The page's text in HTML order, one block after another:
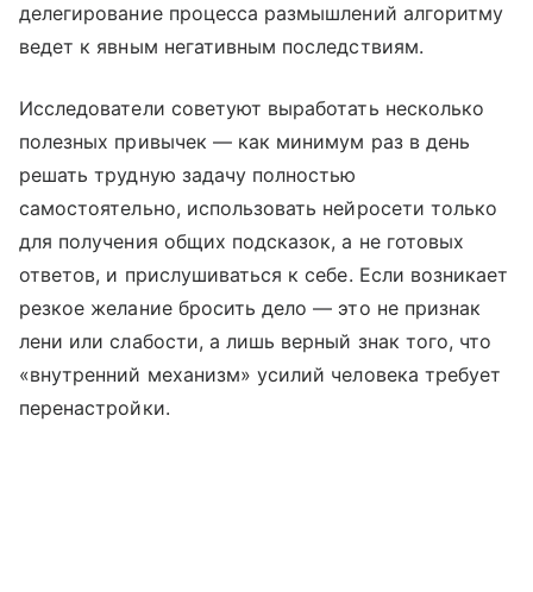
делегирование процесса размышлений алгоритму
ведет к явным негативным последствиям.
Исследователи советуют выработать несколько
полезных привычек — как минимум раз в день
решать трудную задачу полностью
самостоятельно, использовать нейросети только
для получения общих подсказок, а не готовых
ответов, и прислушиваться к себе. Если возникает
резкое желание бросить дело — это не признак
лени или слабости, а лишь верный знак того, что
«внутренний механизм» усилий человека требует
перенастройки.